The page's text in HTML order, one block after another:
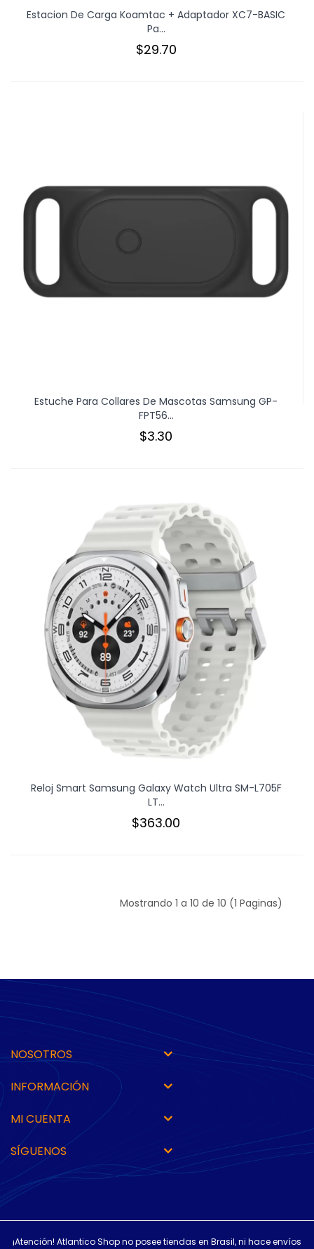
Estacion De Carga Koamtac + Adaptador XC7-BASIC
Pa...
$29.70
Estuche Para Collares De Mascotas Samsung GP-
FPT56...
$3.30
Reloj Smart Samsung Galaxy Watch Ultra SM-L705F
LT...
$363.00
Mostrando 1 a 10 de 10 (1 Paginas)
NOSOTROS
INFORMACIÓN
MI CUENTA
SÍGUENOS
¡Atención! Atlantico Shop no posee tiendas en Brasil, ni hace envíos